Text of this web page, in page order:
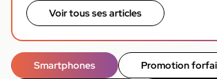
Voir tous ses articles
Smartphones Promotion